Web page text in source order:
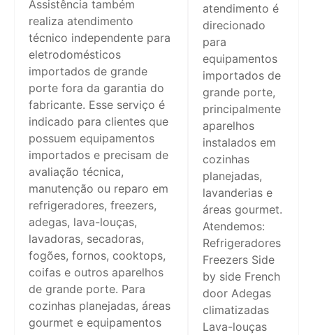
Assistência também
realiza atendimento
técnico independente para
eletrodomésticos
importados de grande
porte fora da garantia do
fabricante. Esse serviço é
indicado para clientes que
possuem equipamentos
importados e precisam de
avaliação técnica,
manutenção ou reparo em
refrigeradores, freezers,
adegas, lava-louças,
lavadoras, secadoras,
fogões, fornos, cooktops,
coifas e outros aparelhos
de grande porte. Para
cozinhas planejadas, áreas
gourmet e equipamentos
atendimento é
direcionado
para
equipamentos
importados de
grande porte,
principalmente
aparelhos
instalados em
cozinhas
planejadas,
lavanderias e
áreas gourmet.
Atendemos:
Refrigeradores
Freezers Side
by side French
door Adegas
climatizadas
Lava-louças